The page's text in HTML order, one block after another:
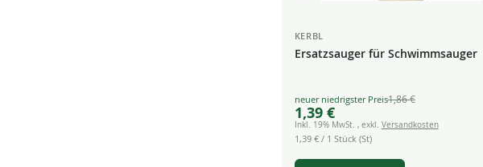
KERBL
Ersatzsauger für Schwimmsauger
Special
Price
1,39 €
1,86 €
Inkl. 19% MwSt. , exkl. Versandkosten
1,39 €/ 1 Stück (St)